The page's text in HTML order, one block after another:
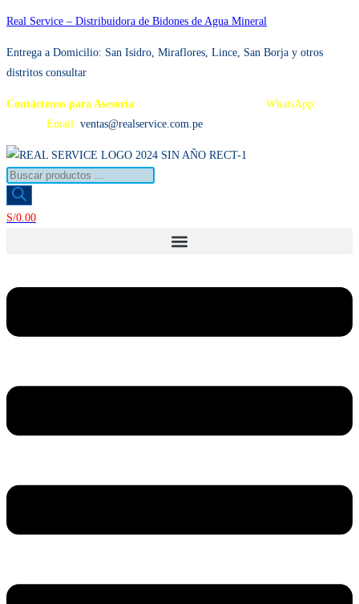
Ir
contenido
Real Service – Distribuidora de Bidones de Agua Mineral
Entrega a Domicilio: San Isidro, Miraflores, Lince, San Borja y otros
distritos consultar
Contáctenos para Asesoría WhatsApp:
Email: ventas@realservice.com.pe
Búsqueda
de
productos
S/0.00